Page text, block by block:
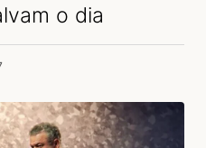
o dia